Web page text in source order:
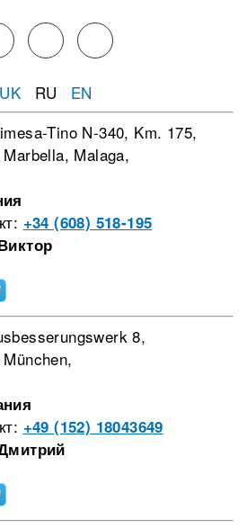
UK RU EN
Tino N-340, Km. 175,
Malaga,
+34 (608) 518-195
8,
+49 (152) 18043649